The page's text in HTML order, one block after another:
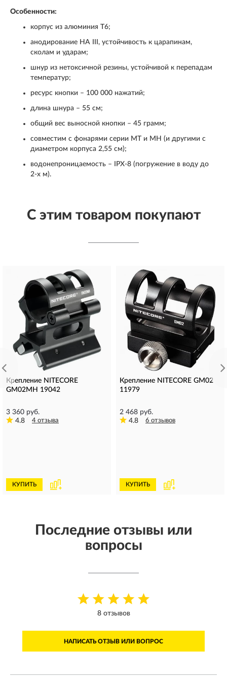
Особенности:
корпус из алюминия T6;
анодирование HA III, устойчивость к царапинам,
сколам и ударам;
шнур из нетоксичной резины, устойчивой к перепадам
температур;
ресурс кнопки – 100 000 нажатий;
длина шнура – 55 см;
общий вес выносной кнопки – 45 грамм;
совместим с фонарями серии MT и MH (и другими с
диаметром корпуса 2,55 см);
водонепроницаемость – IPX-8 (погружение в воду до
2-х м).
С этим товаром покупают
Крепление NITECORE
GM02МH 19042
3 360 руб.
4.8
4 отзыва
КУПИТЬ
Крепление NITECORE GM02
11979
2 468 руб.
4.8
6 отзывов
КУПИТЬ
Последние отзывы или
вопросы
8 отзывов
НАПИСАТЬ ОТЗЫВ ИЛИ ВОПРОС